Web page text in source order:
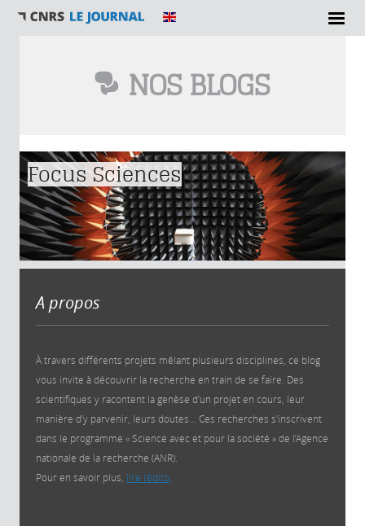
NOS BLOGS
Vous êtes ici
Focus Sciences
A propos
À travers différents projets mêlant plusieurs disciplines, ce blog
vous invite à découvrir la recherche en train de se faire. Des
scientifiques y racontent la genèse d’un projet en cours, leur
manière d’y parvenir, leurs doutes… Ces recherches s'inscrivent
dans le programme « Science avec et pour la société » de l’Agence
nationale de la recherche (ANR).
Pour en savoir plus, lire l'édito